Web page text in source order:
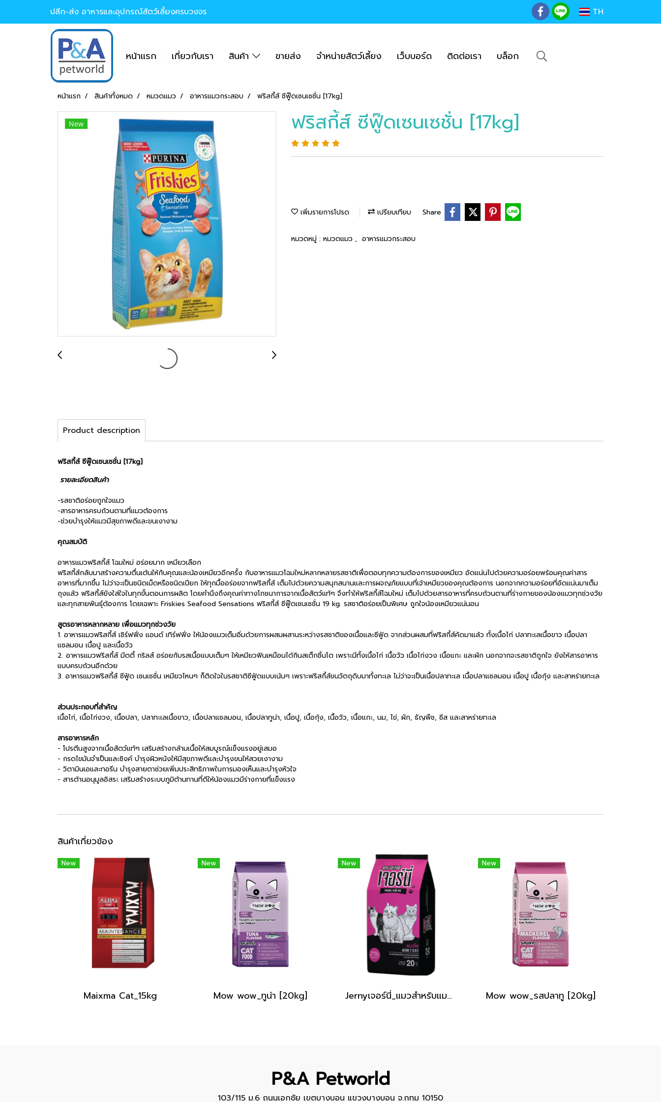
ปลีก-ส่ง อาหารและอุปกรณ์สัตว์เลี้ยงครบวงจร TH
หน้าแรก เกี่ยวกับเรา สินค้า ขายส่ง จำหน่ายสัตว์เลี้ยง เว็บบอร์ด ติดต่อเรา บล็อก
หน้าแรก สินค้าทั้งหมด หมวดแมว อาหารแมวกระสอบ ฟริสกี้ส์ ซีฟู๊ดเซนเซชั่น [17kg]
New ฟริสกี้ส์ ซีฟู๊ดเซนเซชั่น [17kg]
เพิ่มรายการโปรด เปรียบเทียบ Share
หมวดหมู่ : หมวดแมว , อาหารแมวกระสอบ
Product description
ฟริสกี้ส์ ซีฟู๊ดเซนเซชั่น [17kg]
รายละเอียดสินค้า
-รสชาติอร่อยถูกใจแมว
-สารอาหารครบถ้วนตามที่แมวต้องการ
-ช่วยบำรุงให้แมวมีสุขภาพดีและขนเงางาม
คุณสมบัติ
อาหารแมวฟริสกี้ส์ โฉมใหม่ อร่อยมาก เหมียวเลือก
ฟริสกี้ส์กลับมาสร้างความตื่นเต้นให้กับคุณและน้องเหมียวอีกครั้ง กับอาหารแมวโฉมใหม่หลากหลายรสชาติเพื่อตอบทุกความต้องการของเหมียว อัดแน่นไปด้วยความอร่อยพร้อมคุณค่าสาร
อาหารที่มากขึ้น ไม่ว่าจะเป็นชนิดเม็ดหรือชนิดเปียก ให้ทุกมื้ออร่อยจากฟริสกี้ส์ เต็มไปด้วยความสนุกสนานและการผจญภัยแบบที่เจ้าเหมียวของคุณต้องการ นอกจากความอร่อยที่อัดแน่นมาเต็ม
ถุงแล้ว ฟริสกี้ส์ยังใส่ใจในทุกขั้นตอนการผลิต โดยคำนึงถึงคุณค่าทางโภชนาการจากเนื้อสัตว์แท้ๆ จึงทำให้ฟริสกี้ส์โฉมใหม่ เต็มไปด้วยสารอาหารที่ครบถ้วนตามที่ร่างกายของน้องแมวทุกช่วงวัย
และทุกสายพันธุ์ต้องการ โดยเฉพาะ Friskies Seafood Sensations ฟริสกี้ส์ ซีฟู๊ดเซนเซชั่น 19 kg. รสชาติอร่อยเป็นพิเศษ ถูกใจน้องเหมียวแน่นอน
สูตรอาหารหลากหลาย เพื่อแมวทุกช่วงวัย
1. อาหารแมวฟริสกี้ส์ เซิร์ฟฟิ่ง แอนด์ เทิร์ฟฟิ่ง ให้น้องแมวเต็มอิ่มด้วยการผสมผสานระหว่างรสชาติของเนื้อและซีฟู้ด จากส่วนผสมที่ฟริสกี้ส์คัดมาแล้ว ทั้งเนื้อไก่ ปลาทะเลเนื้อขาว เนื้อปลา
แซลมอน เนื้อปู และเนื้อวัว
2. อาหารแมวฟริสกี้ส์ มีตตี้ กริลส์ อร่อยกับรสเนื้อแบบเต็มๆ ให้เหมียวฟินเหมือนได้กินสเต็กชิ้นโต เพราะมีทั้งเนื้อไก่ เนื้อวัว เนื้อไก่งวง เนื้อแกะ และผัก นอกจากจะรสชาติถูกใจ ยังให้สารอาหาร
แบบครบถ้วนอีกด้วย
3. อาหารแมวฟริสกี้ส์ ซีฟู้ด เซนเซชั่น เหมียวไหนๆ ก็ติดใจในรสชาติซีฟู้ดแบบเน้นๆ เพราะฟริสกี้ส์ขนวัตถุดิบมาทั้งทะเล ไม่ว่าจะเป็นเนื้อปลาทะเล เนื้อปลาแซลมอน เนื้อปู เนื้อกุ้ง และสาหร่ายทะเล
ส่วนประกอบที่สำคัญ
เนื้อไก่, เนื้อไก่งวง, เนื้อปลา, ปลาทะเลเนื้อขาว, เนื้อปลาแซลมอน, เนื้อปลาทูน่า, เนื้อปู, เนื้อกุ้ง, เนื้อวัว, เนื้อแกะ, นม, ไข่, ผัก, ธัญพืช, ชีส และสาหร่ายทะเล
สารอาหารหลัก
- โปรตีนสูงจากเนื้อสัตว์แท้ๆ เสริมสร้างกล้ามเนื้อให้สมบูรณ์แข็งแรงอยู่เสมอ
- กรดไขมันจำเป็นและซิงค์ บำรุงผิวหนังให้มีสุขภาพดีและบำรุงขนให้สวยเงางาม
- วิตามินเอและทอรีน บำรุงสายตาช่วยเพิ่มประสิทธิภาพในการมองเห็นและบำรุงหัวใจ
- สารต้านอนุมูลอิสระ เสริมสร้างระบบภูมิต้านทานที่ดีให้น้องแมวมีร่างกายที่แข็งแรง
สินค้าเกี่ยวข้อง
New
Maixma Cat_15kg
New
Mow wow_ทูน่า [20kg]
New
Jernyเจอร์นี่_แมวสำหรับแมวโต 1 ปีขึ้นไป [20Kg]
New
Mow wow_รสปลาทู [20kg]
P&A Petworld
103/115 ม.6 ถนนเอกชัย เขตบางบอน แขวงบางบอน จ.กทม 10150